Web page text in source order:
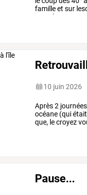
familleet sur
températures
10 juin 2026
Après2 journées
océane (quiétait
que, lecroyez
Pause...